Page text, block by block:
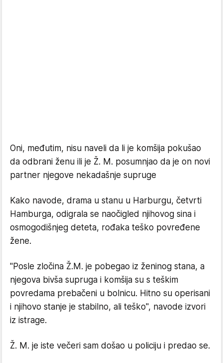
Oni, međutim, nisu naveli da li je komšija pokušao
da odbrani ženu ili je Ž. M. posumnjao da je on novi
partner njegove nekadašnje supruge
Kako navode, drama u stanu u Harburgu, četvrti
Hamburga, odigrala se naočigled njihovog sina i
osmogodišnjeg deteta, rođaka teško povređene
žene.
"Posle zločina Ž.M. je pobegao iz ženinog stana, a
njegova bivša supruga i komšija su s teškim
povredama prebačeni u bolnicu. Hitno su operisani
i njihovo stanje je stabilno, ali teško", navode izvori
iz istrage.
Ž. M. je iste večeri sam došao u policiju i predao se.